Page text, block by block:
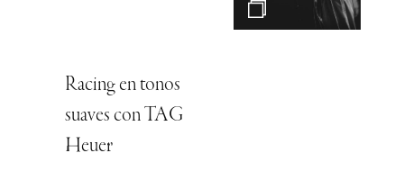
Racing en tonos
suaves con TAG
Heuer